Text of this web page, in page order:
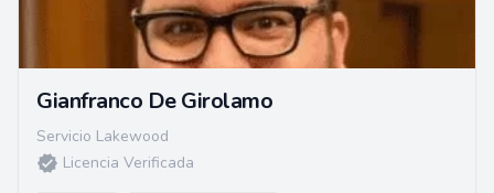
Gianfranco De Girolamo
Servicio Lakewood
Licencia Verificada